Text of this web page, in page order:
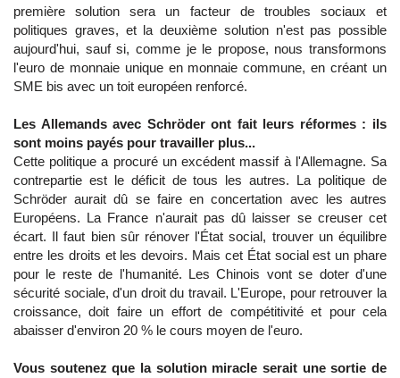
première solution sera un facteur de troubles sociaux et
politiques graves, et la deuxième solution n'est pas possible
aujourd'hui, sauf si, comme je le propose, nous transformons
l'euro de monnaie unique en monnaie commune, en créant un
SME bis avec un toit européen renforcé.
Les Allemands avec Schröder ont fait leurs réformes : ils
sont moins payés pour travailler plus...
Cette politique a procuré un excédent massif à l'Allemagne. Sa
contrepartie est le déficit de tous les autres. La politique de
Schröder aurait dû se faire en concertation avec les autres
Européens. La France n'aurait pas dû laisser se creuser cet
écart. Il faut bien sûr rénover l'État social, trouver un équilibre
entre les droits et les devoirs. Mais cet État social est un phare
pour le reste de l'humanité. Les Chinois vont se doter d'une
sécurité sociale, d'un droit du travail. L'Europe, pour retrouver la
croissance, doit faire un effort de compétitivité et pour cela
abaisser d'environ 20 % le cours moyen de l'euro.
Vous soutenez que la solution miracle serait une sortie de